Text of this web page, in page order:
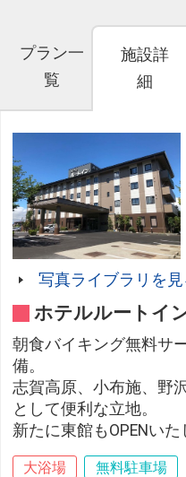
プラン一
覧
施設詳
細
写真ライブラリを見
ホテルルートイ
朝食バイキング無料サ
備。
志賀高原、小布施、野
として便利な立地。
新たに東館もOPENいた
大浴場 無料駐車場